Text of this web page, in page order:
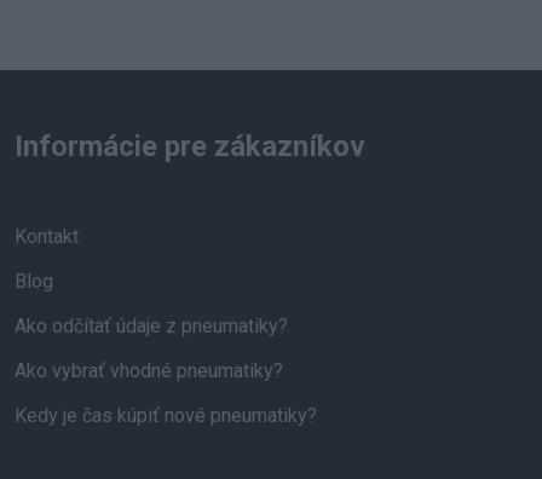
Informácie pre zákazníkov
Kontakt
Blog
Ako odčítať údaje z pneumatiky?
Ako vybrať vhodné pneumatiky?
Kedy je čas kúpiť nové pneumatiky?